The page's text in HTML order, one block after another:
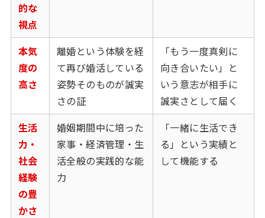
的な
視点
本気
度の
高さ
離婚という体験を経
て再び婚活している
姿勢そのものが誠実
さの証
「もう一度真剣に
向き合いたい」と
いう意志が相手に
誠実さとして届く
生活
力・
社会
経験
の豊
かさ
婚姻期間中に培った
家事・経済管理・生
活全般の実践的な能
力
「一緒に生活でき
る」という実績と
して機能する